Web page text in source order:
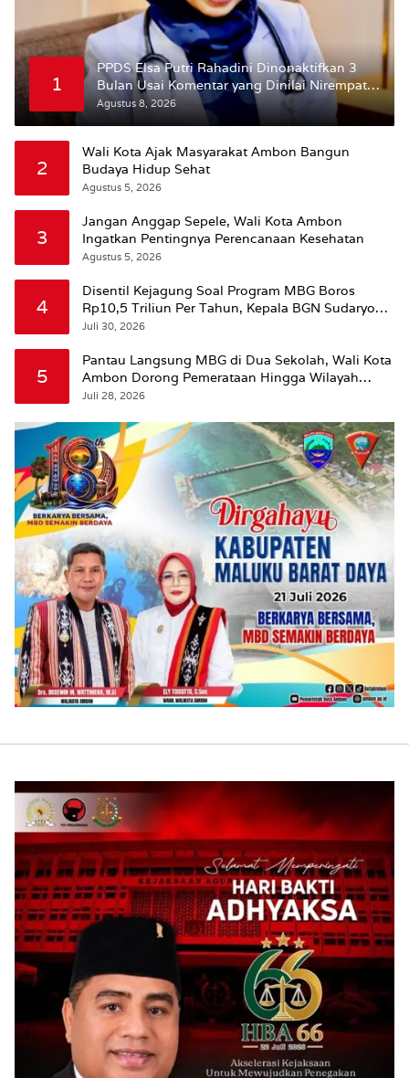
1
PPDS Elsa Putri Rahadini Dinonaktifkan 3
Bulan Usai Komentar yang Dinilai Nirempati
ke Pasien BPJS
Agustus 8, 2026
2
Wali Kota Ajak Masyarakat Ambon Bangun
Budaya Hidup Sehat
Agustus 5, 2026
3
Jangan Anggap Sepele, Wali Kota Ambon
Ingatkan Pentingnya Perencanaan Kesehatan
Agustus 5, 2026
4
Disentil Kejagung Soal Program MBG Boros
Rp10,5 Triliun Per Tahun, Kepala BGN Sudaryono
Beri Penjelasan
Juli 30, 2026
5
Pantau Langsung MBG di Dua Sekolah, Wali Kota
Ambon Dorong Pemerataan Hingga Wilayah
Leitimur Selatan
Juli 28, 2026